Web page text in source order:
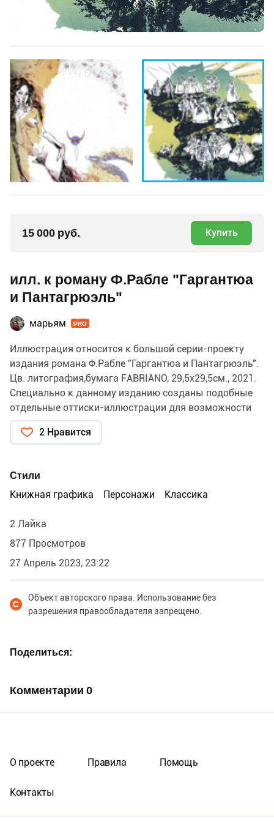
15 000 руб. Купить
илл. к роману Ф.Рабле "Гаргантюа
и Пантагрюэль"
марьям PRO
Иллюстрация относится к большой серии-проекту
издания романа Ф.Рабле "Гаргантюа и Пантагрюэль".
Цв. литография,бумага FABRIANO, 29,5х29,5см., 2021.
Специально к данному изданию созданы подобные
отдельные оттиски-иллюстрации для возможности
приобретения в любом количестве и в разной ценовой
категории всеми желающими. Тираж данной
2 Нравится
Стили
Книжная графика
Персонажи Классика
2 Лайка
877 Просмотров
27 Апрель 2023, 23:22
Объект авторского права. Использование без
разрешения правообладателя запрещено.
Поделиться
Комментарии 0
О проекте Правила Помощь
Контакты